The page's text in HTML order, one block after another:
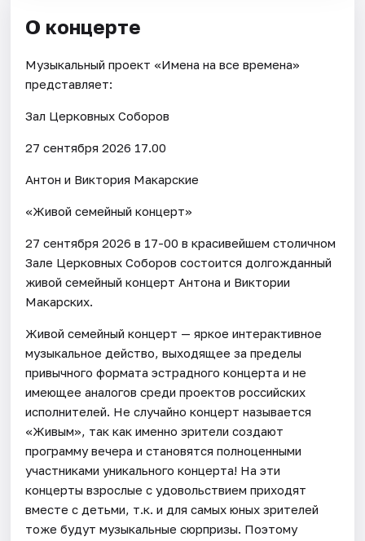
О концерте
Музыкальный проект «Имена на все времена»
представляет:
Зал Церковных Соборов
27 сентября 2026 17.00
Антон и Виктория Макарские
«Живой семейный концерт»
27 сентября 2026 в 17-00 в красивейшем столичном
Зале Церковных Соборов состоится долгожданный
живой семейный концерт Антона и Виктории
Макарских.
Живой семейный концерт — яркое интерактивное
музыкальное действо, выходящее за пределы
привычного формата эстрадного концерта и не
имеющее аналогов среди проектов российских
исполнителей. Не случайно концерт называется
«Живым», так как именно зрители создают
программу вечера и становятся полноценными
участниками уникального концерта! На эти
концерты взрослые с удовольствием приходят
вместе с детьми, т.к. и для самых юных зрителей
тоже будут музыкальные сюрпризы. Поэтому